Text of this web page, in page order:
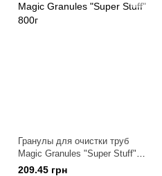
Гранулы для очистки труб
Magic Granules "Super Stuff"
800г
209.45 грн